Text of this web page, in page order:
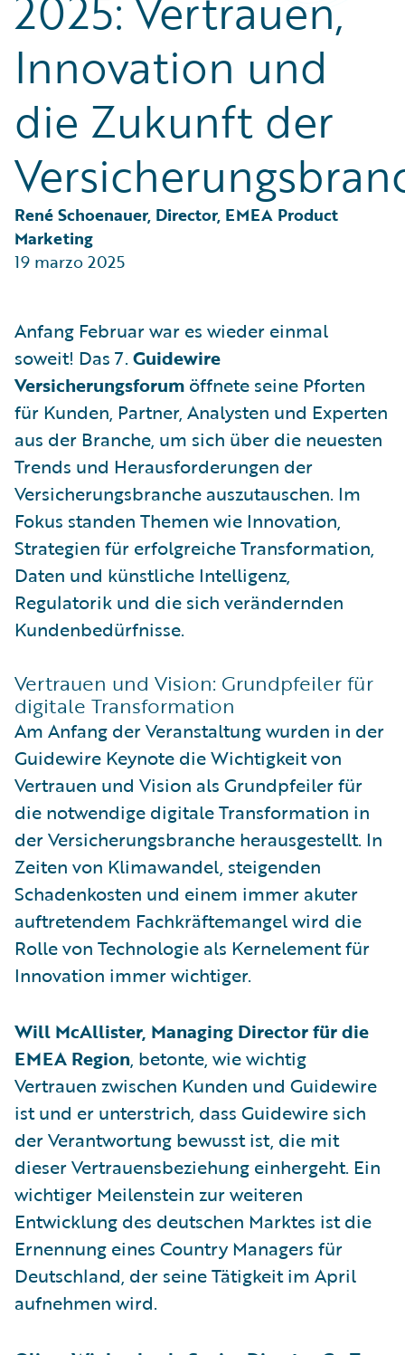
Partner Perspective
Technology
Innovation und
die Zukunft der
René Schoenauer, Director, EMEA Product
Marketing
19 marzo 2025
Anfang Februar war es wieder einmal
soweit! Das 7. Guidewire
Versicherungsforum öffnete seine Pforten
für Kunden, Partner, Analysten und Experten
aus der Branche, um sich über die neuesten
Trends und Herausforderungen der
Versicherungsbranche auszutauschen. Im
Fokus standen Themen wie Innovation,
Strategien für erfolgreiche Transformation,
Daten und künstliche Intelligenz,
Regulatorik und die sich verändernden
Kundenbedürfnisse.
Vertrauen und Vision: Grundpfeiler für
digitale Transformation
Am Anfang der Veranstaltung wurden in der
Guidewire Keynote die Wichtigkeit von
Vertrauen und Vision als Grundpfeiler für
die notwendige digitale Transformation in
der Versicherungsbranche herausgestellt. In
Zeiten von Klimawandel, steigenden
Schadenkosten und einem immer akuter
auftretendem Fachkräftemangel wird die
Rolle von Technologie als Kernelement für
Innovation immer wichtiger.
Will McAllister, Managing Director für die
EMEA Region, betonte, wie wichtig
Vertrauen zwischen Kunden und Guidewire
ist und er unterstrich, dass Guidewire sich
der Verantwortung bewusst ist, die mit
dieser Vertrauensbeziehung einhergeht. Ein
wichtiger Meilenstein zur weiteren
Entwicklung des deutschen Marktes ist die
Ernennung eines Country Managers für
Deutschland, der seine Tätigkeit im April
aufnehmen wird.